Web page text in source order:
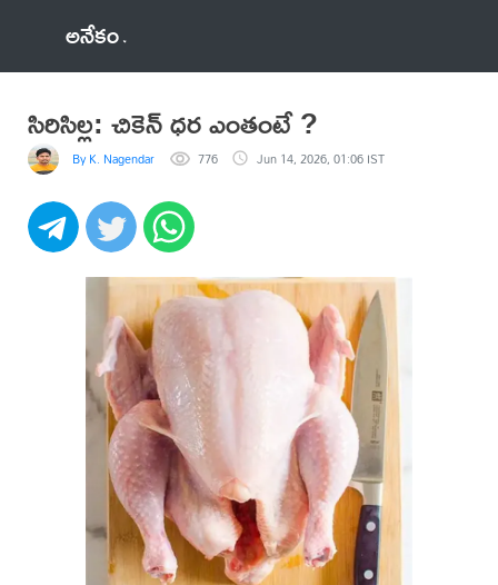
అనేకం
సిరిసిల్ల: చికెన్ ధర ఎంతంటే ?
By K. Nagendar 776 Jun 14, 2026, 01:06 IST